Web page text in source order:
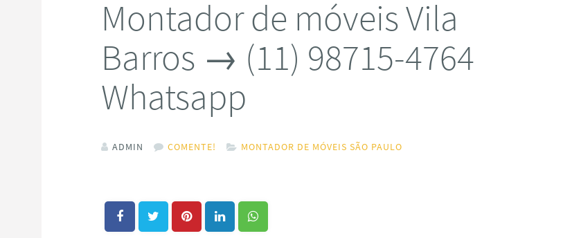
Montador de móveis Vila
Barros → (11) 98715-4764
Whatsapp
ADMIN COMENTE! MONTADOR DE MÓVEIS SÃO PAULO